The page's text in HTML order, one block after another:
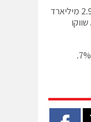
צמיחה ביישומים הניידים. 2.9 מיליארד
שבבים מבוססי מעבדי ARM שווקו